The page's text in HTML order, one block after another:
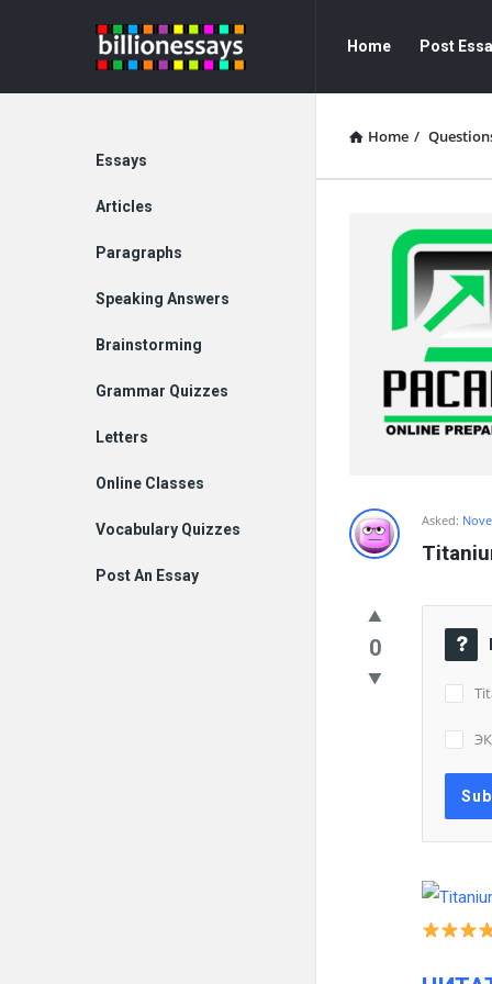
Billion
Essays
Essays
Navigation
Home Post
Home /
Asked:
0
Explore
Essays
Articles
Paragraphs
Speaking Answers
Brainstorming
Grammar Quizzes
Letters
Online Classes
Vocabulary Quizzes
Post An Essay